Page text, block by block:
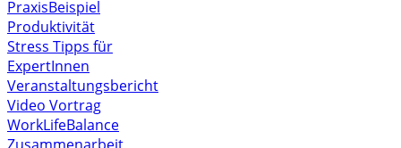
PraxisBeispiel
Produktivität
Stress Tipps für
ExpertInnen
Veranstaltungsbericht
Video Vortrag
WorkLifeBalance